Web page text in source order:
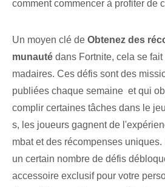
comment commencer à profiter de
Un moyen clé de Obtenez des
munauté dans Fortnite⁢, cela se
madaires.‌ Ces ⁣défis⁢ sont des
publiées chaque semaine ⁢ et qui
complir certaines tâches dans le
s, les joueurs gagnent de
mbat et des récompenses
un certain nombre de défis
accessoire exclusif pour votre